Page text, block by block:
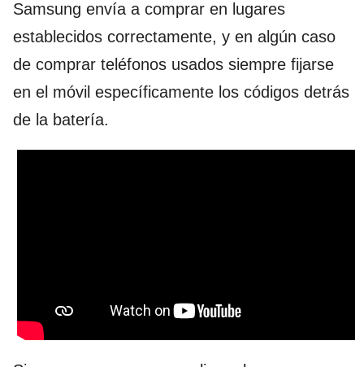
Samsung envía a comprar en lugares
establecidos correctamente, y en algún caso
de comprar teléfonos usados siempre fijarse
en el móvil específicamente los códigos detrás
de la batería.